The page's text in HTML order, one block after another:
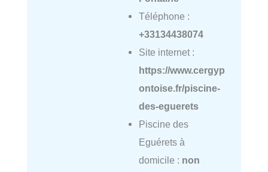
Téléphone :
+33134438074
Site internet :
https://www.cergyp
ontoise.fr/piscine-
des-eguerets
Piscine des
Eguérets à
domicile : non